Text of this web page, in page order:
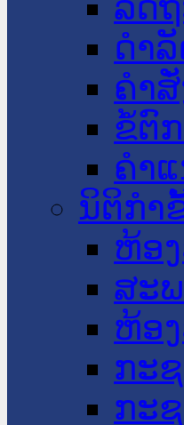
ດໍາ
ຄໍາສັ່
ຂໍ້ຕົ
ຄໍາ
ນິຕິກໍາ
ຫ້ອ
ສະ
ຫ້ອ
ກະ
ກະ